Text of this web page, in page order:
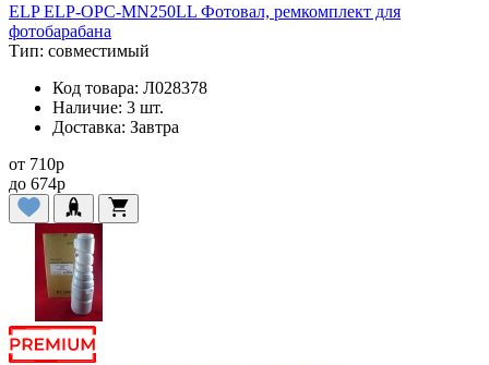
ELP ELP-OPC-MN250LL Фотовал, ремкомплект для
фотобарабана
Тип: совместимый
Код товара: Л028378
Наличие: 3 шт.
Доставка: Завтра
от 710p
до 674p